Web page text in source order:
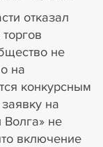
отказал
не
на
конкурсным
на
Волга» не
включение